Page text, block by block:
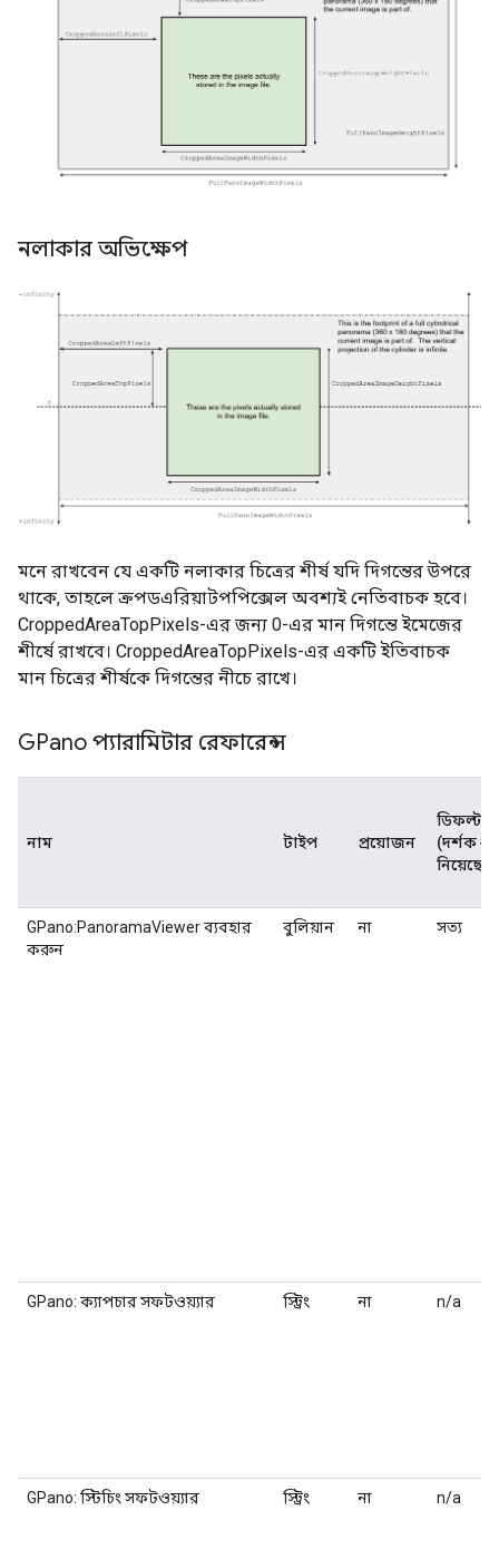
নলাকার অভিক্ষেপ
মনে রাখবেন যে একটি নলাকার চিত্রের শীর্ষ যদি দিগন্তের উপরে
থাকে, তাহলে ক্রপডএরিয়াটপপিক্সেল অবশ্যই নেতিবাচক হবে।
CroppedAreaTopPixels-এর জন্য 0-এর মান দিগন্তে ইমেজের
শীর্ষে রাখবে। CroppedAreaTopPixels-এর একটি ইতিবাচক
মান চিত্রের শীর্ষকে দিগন্তের নীচে রাখে।
GPano প্যারামিটার রেফারেন্স
নাম টাইপ প্রয়োজন
ডিফল্ট
(দর্শক
নিয়েছে)
GPano:PanoramaViewer ব্যবহার
করুন
বুলিয়ান না সত্য
GPano: ক্যাপচার সফটওয়্যার স্ট্রিং না n/a
GPano: স্টিচিং সফটওয়্যার স্ট্রিং না n/a